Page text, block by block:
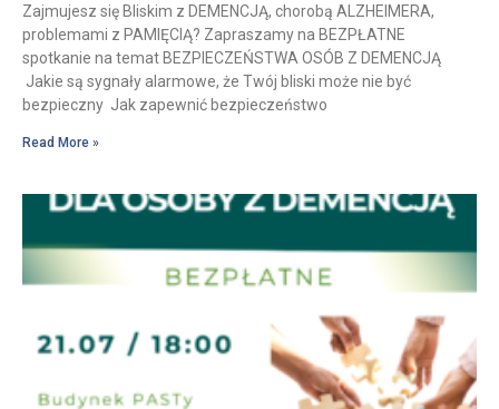
Zajmujesz się Bliskim z DEMENCJĄ, chorobą ALZHEIMERA,
problemami z PAMIĘCIĄ? Zapraszamy na BEZPŁATNE
spotkanie na temat BEZPIECZEŃSTWA OSÓB Z DEMENCJĄ
Jakie są sygnały alarmowe, że Twój bliski może nie być
bezpieczny Jak zapewnić bezpieczeństwo
Read More »